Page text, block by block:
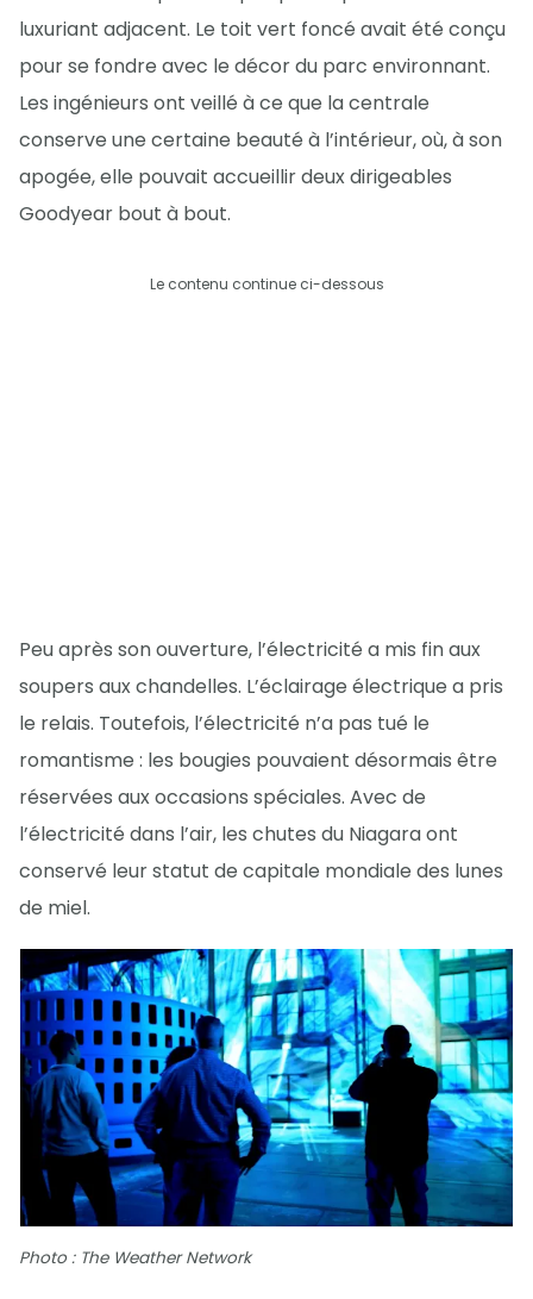
luxuriant adjacent. Le toit vert foncé avait été conçu
pour se fondre avec le décor du parc environnant.
Les ingénieurs ont veillé à ce que la centrale
conserve une certaine beauté à l’intérieur, où, à son
apogée, elle pouvait accueillir deux dirigeables
Goodyear bout à bout.
Le contenu continue ci-dessous
Peu après son ouverture, l’électricité a mis fin aux
soupers aux chandelles. L’éclairage électrique a pris
le relais. Toutefois, l’électricité n’a pas tué le
romantisme : les bougies pouvaient désormais être
réservées aux occasions spéciales. Avec de
l’électricité dans l’air, les chutes du Niagara ont
conservé leur statut de capitale mondiale des lunes
de miel.
Photo : The Weather Network